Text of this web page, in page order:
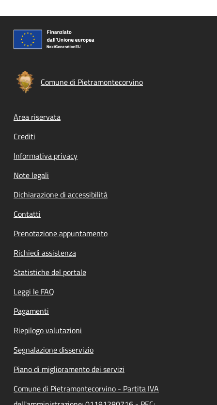
Comune di Pietramontecorvino
Footer menu
Area riservata
Crediti
Informativa privacy
Note legali
Dichiarazione di accessibilità
Contatti
Prenotazione appuntamento
Richiedi assistenza
Statistiche del portale
Leggi le FAQ
Pagamenti
Riepilogo valutazioni
Segnalazione disservizio
Piano di miglioramento dei servizi
Comune di Pietramontecorvino - Partita IVA